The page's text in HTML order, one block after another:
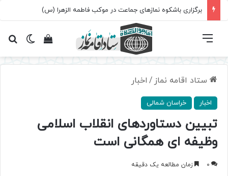
تغییرمشاهده فهرست
ستاد اقامه نماز / اخبار
اخبار خراسان شمالی
تبیین دستاوردهای انقلاب اسلامی
وظیفه ای همگانی است
0 زمان مطالعه یک دقیقه